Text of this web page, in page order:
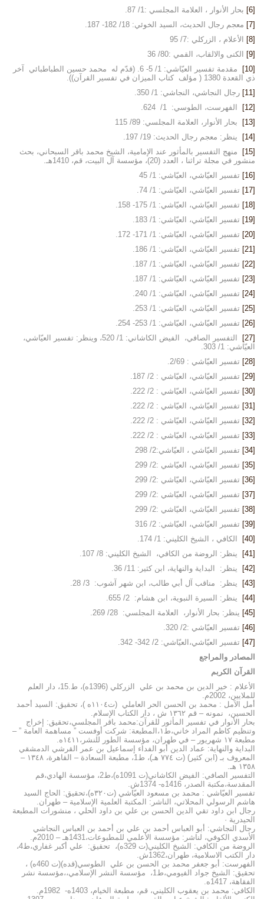
[6]
بحار الأنوار ، العلامة المجلسي :1/ 87.
[7]
معجم رجال الحديث، السيد الخوئي: 18/ 182- 187.
[8]
الأعلام ، الزركلي :7/ 95
[9]
الكنى والالقاب، القمي :80/ 36
[10]
مقدمة تفسير العيّاشي: 1/ 5- 6. (قدّم له محمد حسين الطباطبائي آخر
ذي القعدة 1380 ( مؤلف كتاب الميزان في تفسير القرآن)).
[11]
رجال النجاشي، النجاشي: 1/ 350.
[12]
الفهرست، الطوسي: 1/ 624.
[13]
بحار الأنوار، العلامة المجلسي: 89/ 115
[14]
ينظر: معجم رجال الحديث: 19/ 197.
[15]
منهج التفسير بالمأثور عند الإمامية، الشيخ محمد باقر السبحاني، بحث
منشور في مجلة تراثنا ، العدد (20)، مؤسسة آل البيت، قم، 1410هـ.
[16]
تفسير العيّاشي، العيّاشي: 1/ 45
[17]
تفسير العيّاشي، العيّاشي: 1/ 74.
[18]
تفسير العيّاشي، العيّاشي: 1/ 175- 158.
[19]
تفسير العيّاشي، العيّاشي: 1/ 183.
[20]
تفسير العيّاشي، العيّاشي: 1/ 171- 172.
[21]
تفسير العيّاشي، العيّاشي: 1/ 186.
[22]
تفسير العيّاشي، العيّاشي: 1/ 187.
[23]
تفسير العيّاشي، العيّاشي: 1/ 187.
[24]
تفسير العيّاشي، العيّاشي: 1/ 240.
[25]
تفسير العيّاشي، العيّاشي: 1/ 253.
[26]
تفسير العيّاشي، العيّاشي: 1/ 253- 254.
[27]
التفسير الصافي، الفيض الكاشاني: 1/ 520، وينظر: تفسير العيّاشي،
العيّاشي: 1/ 303.
[28]
تفسير العيّاشي : 2/69.
[29]
تفسير العيّاشي، العيّاشي : 2/ 187.
[30]
تفسير العيّاشي، العيّاشي : 2/ 222.
[31]
تفسير العيّاشي، العيّاشي : 2/ 222.
[32]
تفسير العيّاشي، العيّاشي : 2/ 222.
[33]
تفسير العيّاشي، العيّاشي : 2/ 222.
[34]
تفسير العيّاشي ، العيّاشي:2/ 298
[35]
تفسير العيّاشي، العيّاشي :2/ 299
[36]
تفسير العيّاشي، العيّاشي :2/ 299
[37]
تفسير العيّاشي، العيّاشي :2/ 299
[38]
تفسير العيّاشي، العيّاشي :2/ 299
[39]
تفسير العيّاشي، العيّاشي: 2/ 316
[40]
الكافي ، الشيخ الكليني: 1/ 174.
[41]
ينظر: الروضة من الكافي، الشيخ الكليني: 8/ 107.
[42]
ينظر: البداية والنهاية، ابن كثير: 11/ 36.
[43]
ينظر: مناقب آل أبي طالب، ابن شهر آشوب: 3/ 28.
[44]
ينظر: السيرة النبوية، ابن هشام: 2/ 655.
[45]
ينظر: بحار الأنوار، العلامة المجلسي: 28/ 269.
[46]
تفسير العيّاشي :2/ 320.
[47]
تفسير العيّاشي،العيّاشي: 2/ 342- 342.
المصادر والمراجع
القرآن الكربم
الأعلام : خير الدين بن محمد بن علي الزركلي (1396ه)، ط.15، دار العلم
للملايين، 2002م.
أمل الآمل : محمد بن الحسن الحر العاملي (ت١١٠٤ه )، تحقيق: السيد أحمد
الحسين، نمونه – قم ١٣٦٢ ش ، دار الكتاب الإسلام.
بحار الأنوار في تفسير المأثور للقرآن:محمد باقر المجلسي،تحقيق: إخراج
وتنظيم كاظم المراد خاني،ط١،المطبعة: شركت أوفست ” مساهمة العامة ” –
مطبعة ١٧ شهريور – في طهران، مؤسسة الطور للنشر،١٤١١ه.
البداية والنهاية: عماد الدين أبو الفداء إسماعيل بن عمر القرشي الدمشقي
المعروف بـ (ابن كثير) (ت ٧٧٤ هـ)، ط1، مطبعة السعادة – القاهرة، ١٣٤٨ –
١٣٥٨ هـ.
التفسير الصافي: الفيض الكاشاني(ت 1091ه)،ط2، مؤسسة الهادي،قم
المقدسة،مكتبة الصدر، 1416ه- 1374ش.
تفسير العيّاشي : محمد بن مسعود العيّاشي (ت٣٢٠ه)،تحقيق: الحاج السيد
هاشم الرسولي المحلاتي، الناشر: المكتبة العلمية الإسلامية – طهران.
رجال ابن داود تقي الدين الحسن بن علي بن داود الحلي ، منشورات المطبعة
الحيدرية ·
رجال النجاشي: أبو العباس أحمد بن علي بن أحمد بن العباس النجاشي
الأسدي الكوفي، لناشر: مؤسسة الأعلمي للمطبوعات،1431هـ – 2010م.
الروضة من الكافي: الشيخ الكليني(ت 329ه)، تحقيق: علي أكبر غفاري،ط4،
دار الكتب الاسلامية، طهران،1362ش.
الفهرست: أبو جعفر محمد بن الحسن بن علي الطوسي(قده)(ت 460ه) ،
تحقيق: الشيخ جواد الفيومي،ط1، مؤسسة النشر الإسلامي،،مؤسسة نشر
الفقاهة، 1417ه.
الكافي: محمد بن يعقوب الكليني، قم، مطبعة الخيام، 1403ه- 1982م.